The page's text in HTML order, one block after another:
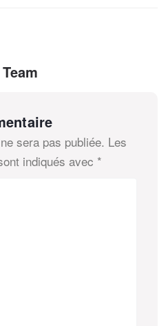
sera pas publiée. Les
indiqués avec *